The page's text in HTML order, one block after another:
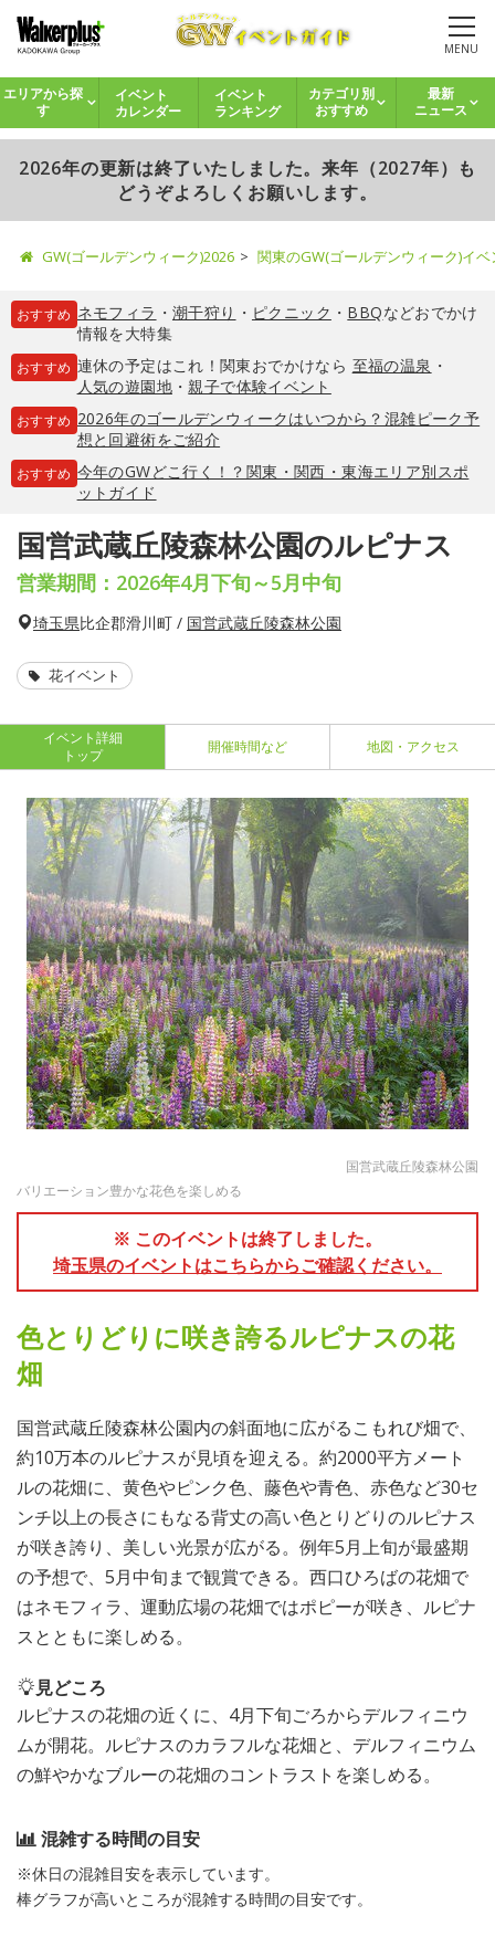
MENU
エリアから探
す
イベント
カレンダー
イベント
ランキング
カテゴリ別
おすすめ
最新
ニュース
2026年の更新は終了いたしました。来年（2027年）も
どうぞよろしくお願いします。
GW(ゴールデンウィーク)2026 関東のGW(ゴールデンウィーク)イ
おすすめ ネモフィラ ・ 潮干狩り ・ ピクニック ・ BBQなどおでかけ
情報を大特集
おすすめ 連休の予定はこれ！関東おでかけなら 至福の温泉 ・
人気の遊園地・親子で体験イベント
おすすめ 2026年のゴールデンウィークはいつから？混雑ピーク予
想と回避術をご紹介
おすすめ 今年のGWどこ行く！？関東・関西・東海エリア別スポ
ットガイド
国営武蔵丘陵森林公園のルピナス
営業期間：2026年4月下旬～5月中旬
埼玉県比企郡滑川町 / 国営武蔵丘陵森林公園
花イベント
イベント詳細
トップ
開催時間など 地図・アクセス
国営武蔵丘陵森林公園
バリエーション豊かな花色を楽しめる
※ このイベントは終了しました。
埼玉県のイベントはこちらからご確認ください。
色とりどりに咲き誇るルピナスの花
畑
国営武蔵丘陵森林公園内の斜面地に広がるこもれび畑で、
約10万本のルピナスが見頃を迎える。約2000平方メート
ルの花畑に、黄色やピンク色、藤色や青色、赤色など30セ
ンチ以上の長さにもなる背丈の高い色とりどりのルピナス
が咲き誇り、美しい光景が広がる。例年5月上旬が最盛期
の予想で、5月中旬まで観賞できる。西口ひろばの花畑で
はネモフィラ、運動広場の花畑ではポピーが咲き、ルピナ
スとともに楽しめる。
見どころ
ルピナスの花畑の近くに、4月下旬ごろからデルフィニウ
ムが開花。ルピナスのカラフルな花畑と、デルフィニウム
の鮮やかなブルーの花畑のコントラストを楽しめる。
混雑する時間の目安
※休日の混雑目安を表示しています。
棒グラフが高いところが混雑する時間の目安です。